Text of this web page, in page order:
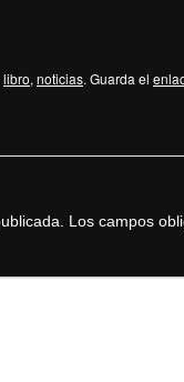
libro, noticias. Guarda el
Los campos